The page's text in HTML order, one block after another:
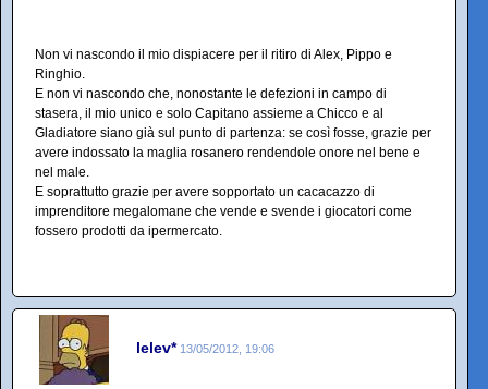
Non vi nascondo il mio dispiacere per il ritiro di Alex, Pippo e
Ringhio.
E non vi nascondo che, nonostante le defezioni in campo di
stasera, il mio unico e solo Capitano assieme a Chicco e al
Gladiatore siano già sul punto di partenza: se così fosse, grazie per
avere indossato la maglia rosanero rendendole onore nel bene e
nel male.
E soprattutto grazie per avere sopportato un cacacazzo di
imprenditore megalomane che vende e svende i giocatori come
fossero prodotti da ipermercato.
lelev* 13/05/2012, 19:06